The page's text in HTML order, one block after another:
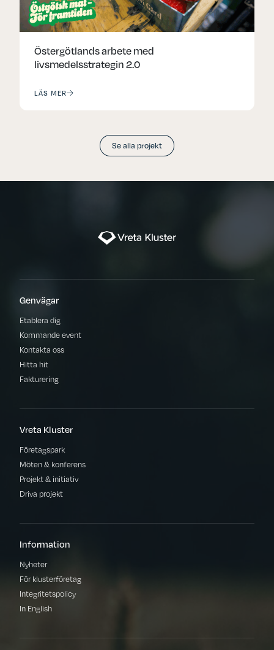
Östergötlands arbete med
livsmedelsstrategin 2.0
LÄS MER
Se alla projekt
Genvägar
Etablera dig
Kommande event
Kontakta oss
Hitta hit
Fakturering
Vreta Kluster
Företagspark
Möten & konferens
Projekt & initiativ
Driva projekt
Information
Nyheter
För klusterföretag
Integritetspolicy
In English